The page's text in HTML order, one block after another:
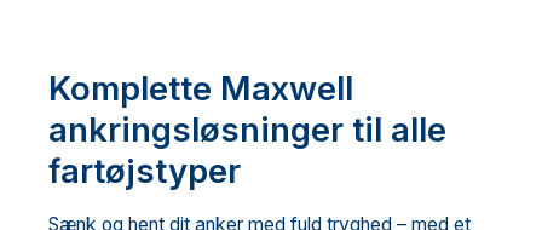
Komplette Maxwell
ankringsløsninger til alle
fartøjstyper
Sænk og hent dit anker med fuld tryghed – med et